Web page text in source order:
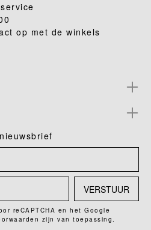
op met de winkels
VERSTUUR
reCAPTCHA en het Google
zijn van toepassing.